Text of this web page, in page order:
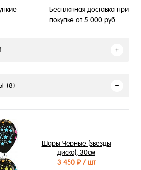
Бесплатная доставка при
покупке от 5 000 руб
(8)
Шары Черные (звезды
диско), 30см
3 450 ₽/ шт